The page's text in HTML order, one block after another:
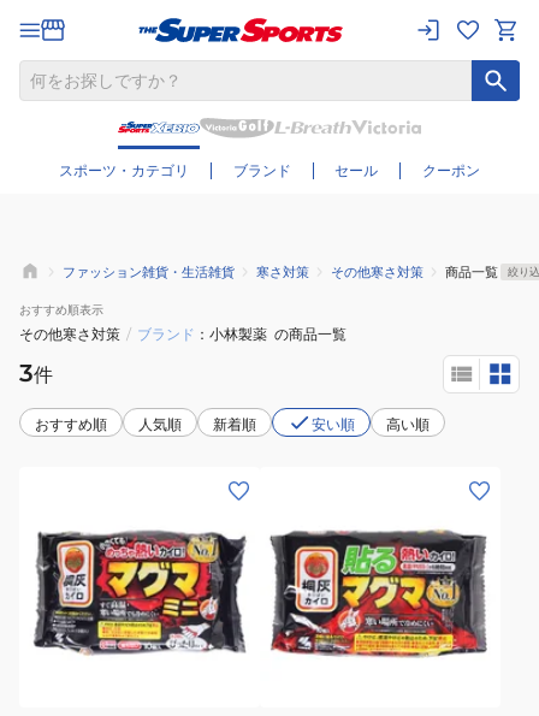
スポーツ・カテゴリ ブランド セール クーポン
さらに絞り込む
ファッション雑貨・生活雑貨 寒さ対策 その他寒さ対策 商品一覧 絞り
おすすめ順表示
その他寒さ対策 / ブランド 小林製薬 の商品一覧
3件
おすすめ順 人気順 新着順 安い順 高い順